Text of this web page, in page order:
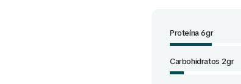
Proteína 6gr
Carbohidratos 2gr